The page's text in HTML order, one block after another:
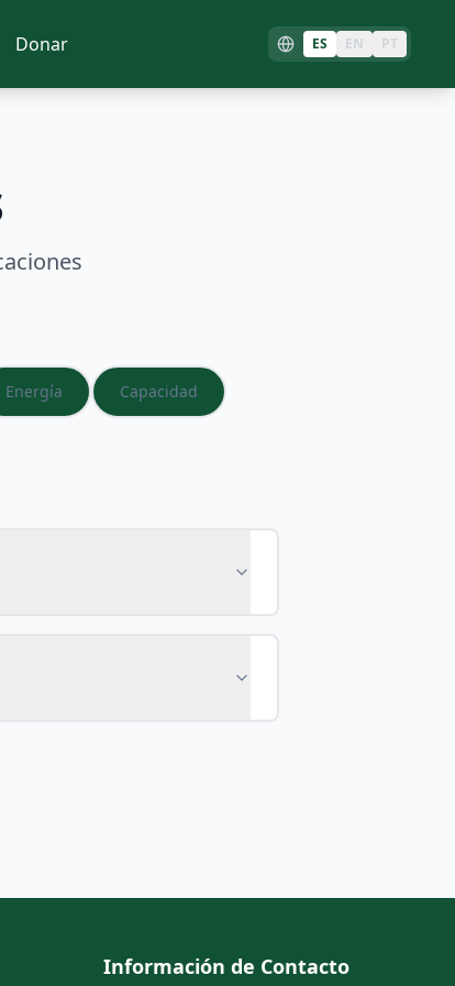
Donar ES EN PT
Energía Capacidad
Información de Contacto